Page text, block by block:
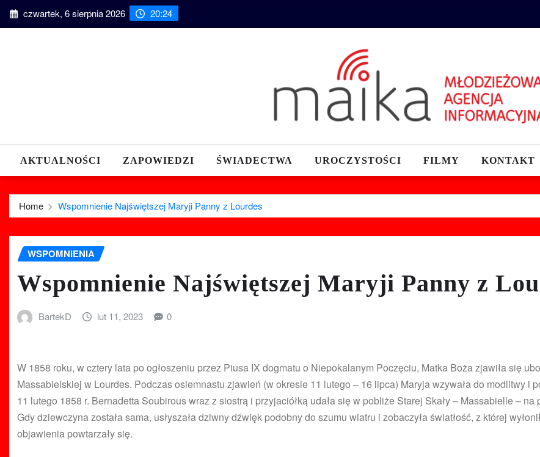
Skip czwartek, 6 sierpnia 2026 20:24
AKTUALNOŚCI ZAPOWIEDZI ŚWIADECTWA UROCZYSTOŚCI FILMY KONTAKT
Home Wspomnienie Najświętszej Maryji Panny z Lourdes
WSPOMNIENIA
Wspomnienie Najświętszej Maryji Panny z
BartekD lut 11, 2023 0
W 1858 roku, w cztery lata po ogłoszeniu przez Piusa IX dogmatu o Niepokalanym Poczęciu, Matka Boża zjawiła się
Massabielskiej w Lourdes. Podczas osiemnastu zjawień (w okresie 11 lutego – 16 lipca) Maryja wzywała do modlitwy i
11 lutego 1858 r. Bernadetta Soubirous wraz z siostrą i przyjaciółką udała się w pobliże Starej Skały – Massabielle –
Gdy dziewczyna została sama, usłyszała dziwny dźwięk podobny do szumu wiatru i zobaczyła światłość, z której
objawienia powtarzały się.